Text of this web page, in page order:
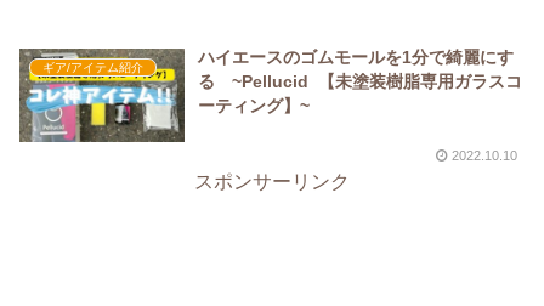
ギア/アイテム紹介
ハイエースのゴムモールを1分で綺麗にす
る ~Pellucid 【未塗装樹脂専用ガラスコ
ーティング】~
2022.10.10
スポンサーリンク